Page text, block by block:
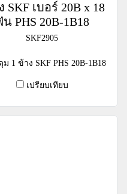
SKF เบอร์ 20B x 18
PHS 20B-1B18
SKF2905
ม 1 ข้าง SKF PHS 20B-1B18
เปรียบเทียบ